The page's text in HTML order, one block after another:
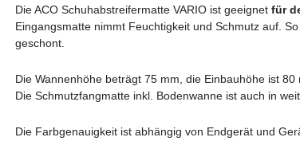
Die ACO Schuhabstreifermatte VARIO ist geeignet für
Eingangsmatte nimmt Feuchtigkeit und Schmutz auf .
geschont.
Die Wannenhöhe beträgt 75 mm, die Einbauhöhe ist 80
Die Schmutzfangmatte inkl. Bodenwanne ist auch in
Die Farbgenauigkeit ist abhängig von Endgerät und